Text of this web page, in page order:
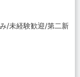
/未経験歓迎/第二新